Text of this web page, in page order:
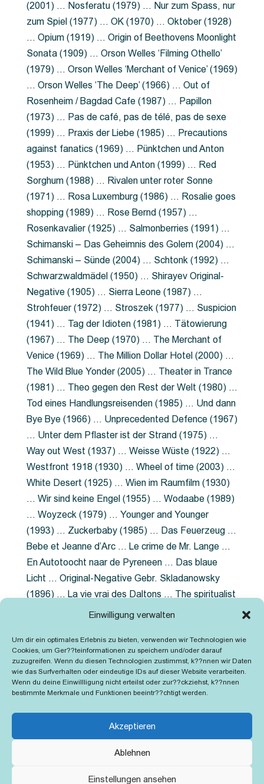
Einwilligung verwalten
Um dir ein optimales Erlebnis zu bieten, verwenden wir Technologien wie
Cookies, um Ger??teinformationen zu speichern und/oder darauf
zuzugreifen. Wenn du diesen Technologien zustimmst, k??nnen wir Daten
wie das Surfverhalten oder eindeutige IDs auf dieser Website verarbeiten.
Wenn du deine Einwillligung nicht erteilst oder zur??ckziehst, k??nnen
bestimmte Merkmale und Funktionen beeintr??chtigt werden.
Akzeptieren
Ablehnen
Einstellungen ansehen
(2001) … Nosferatu (1979) … Nur zum Spass, nur
zum Spiel (1977) … OK (1970) … Oktober (1928)
… Opium (1919) … Origin of Beethovens Moonlight
Sonata (1909) … Orson Welles ‘Filming Othello’
(1979) … Orson Welles ‘Merchant of Venice’ (1969)
… Orson Welles ‘The Deep’ (1966) … Out of
Rosenheim / Bagdad Cafe (1987) … Papillon
(1973) … Pas de café, pas de télé, pas de sexe
(1999) … Praxis der Liebe (1985) … Precautions
against fanatics (1969) … Pünktchen und Anton
(1953) … Pünktchen und Anton (1999) … Red
Sorghum (1988) … Rivalen unter roter Sonne
(1971) … Rosa Luxemburg (1986) … Rosalie goes
shopping (1989) … Rose Bernd (1957) …
Rosenkavalier (1925) … Salmonberries (1991) …
Schimanski – Das Geheimnis des Golem (2004) …
Schimanski – Sünde (2004) … Schtonk (1992) …
Schwarzwaldmädel (1950) … Shirayev Original-
Negative (1905) … Sierra Leone (1987) …
Strohfeuer (1972) … Stroszek (1977) … Suspicion
(1941) … Tag der Idioten (1981) … Tätowierung
(1967) … The Deep (1970) … The Merchant of
Venice (1969) … The Million Dollar Hotel (2000) …
The Wild Blue Yonder (2005) … Theater in Trance
(1981) … Theo gegen den Rest der Welt (1980) …
Tod eines Handlungsreisenden (1985) … Und dann
Bye Bye (1966) … Unprecedented Defence (1967)
… Unter dem Pflaster ist der Strand (1975) …
Way out West (1937) … Weisse Wüste (1922) …
Westfront 1918 (1930) … Wheel of time (2003) …
White Desert (1925) … Wien im Raumfilm (1930)
… Wir sind keine Engel (1955) … Wodaabe (1989)
… Woyzeck (1979) … Younger and Younger
(1993) … Zuckerbaby (1985) … Das Feuerzeug …
Bebe et Jeanne d’Arc … Le crime de Mr. Lange …
En Autotoocht naar de Pyreneen … Das blaue
Licht … Original-Negative Gebr. Skladanowsky
(1896) … La vie vrai des Daltons … The spiritualist
photographer … Feuer im Fjord … The Song of the
Grubenlampe … Tolstoy … Grün ist die Heide …
Lady Hamilton … Mütter verzaget nicht …
Ruttmann Werbefilme